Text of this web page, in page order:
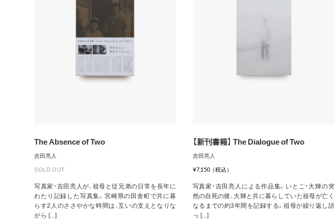
The Absence of Two
吉田亮人
SOLD OUT
写真家・吉田亮人が、祖母と従兄弟の日常を長年に
わたり記録した写真集。宮崎県の田舎町で共に暮
らす2人のささやかな時間は、互いの支えとなりな
がら [...]
【新刊書籍】 The Dialogue of Two
吉田亮人
¥7,150（税込）
写真家・吉田亮人による作品集。いとこ・大輝の突
然の自死の後、大輝と共に暮らしていた祖母が亡く
なるまでの約3年間を記録する。祖母が繰り返し語
っ [...]